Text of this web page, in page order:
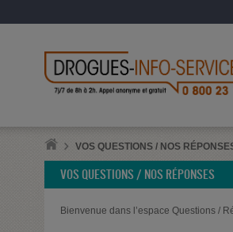
VOS QUESTIONS / NOS
VOS QUESTIONS / NOS RÉPONSES
Bienvenue dans l’espace Questions /